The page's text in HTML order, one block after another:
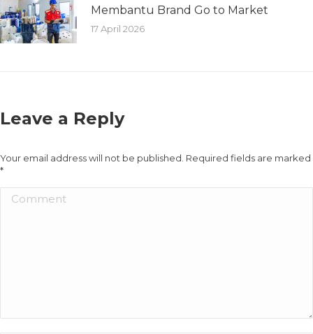
Membantu Brand Go to Market
17 April 2026
Leave a Reply
Your email address will not be published. Required fields are marked
*
Comment